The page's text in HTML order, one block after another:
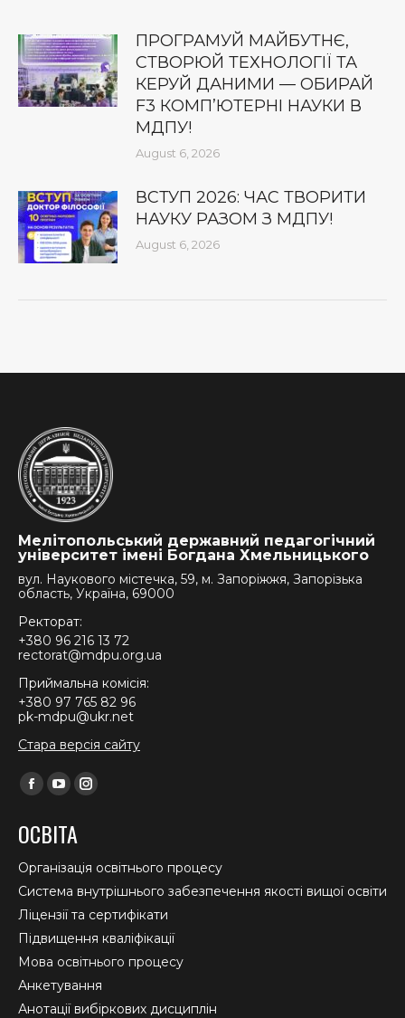
ПРОГРАМУЙ МАЙБУТНЄ,
СТВОРЮЙ ТЕХНОЛОГІЇ ТА
КЕРУЙ ДАНИМИ — ОБИРАЙ
F3 КОМП’ЮТЕРНІ НАУКИ В
МДПУ!
August 6, 2026
ВСТУП 2026: ЧАС ТВОРИТИ
НАУКУ РАЗОМ З МДПУ!
August 6, 2026
Мелітопольський державний педагогічний
університет імені Богдана Хмельницького
вул. Наукового містечка, 59, м. Запоріжжя, Запорізька
область, Україна, 69000
Ректорат:
+380 96 216 13 72
rectorat@mdpu.org.ua
Приймальна комісія:
+380 97 765 82 96
pk-mdpu@ukr.net
Стара версія сайту
Find us on:
Facebook
opens
in
new
window
YouTube
opens
in
new
window
Instagram
in
new
window
ОСВІТА
Організація освітнього процесу
Система внутрішнього забезпечення якості вищої освіти
Ліцензії та сертифікати
Підвищення кваліфікації
Мова освітнього процесу
Анкетування
Анотації вибіркових дисциплін